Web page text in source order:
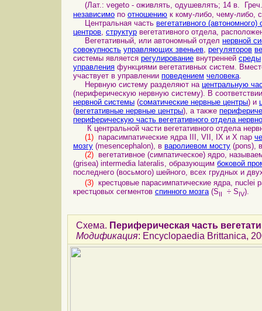
(Лат.: vegeto - оживлять, одушевлять; 14 в.
независимо по отношению к кому-либо, чему-либо,
Центральная часть вегетативного
центров, структур вегетативного отдела,
Вегетативный, или автономный отдел нервной
совокупность управляющих звеньев, регуляторов
системы является регулирование внутренней среды
управления функциями вегетативных систем.
участвует в управлении поведением человека.
Нервную систему разделяют на центральную
(периферическую нервную систему). В
нервной системы (соматические нервные центры) и
(вегетативные нервные центры), а также
периферическую часть вегетативного отдела
К центральной части вегетативного отдела
(1) парасимпатические ядра III, VII, IX и X пар
мозгу (mesencephalon), в варолиевом мосту (pons),
(2) вегетативное (симпатическое) ядро,
(grisea) intermedia lateralis, образующим боковой
последнего (восьмого) шейного, всех грудных и
(3) крестцовые парасимпатические ядра,
крестцовых сегментов спинного мозга (SII ÷ SIV).
Схема. Периферическая часть
Модификация: Encyclopaedia Brittanica,